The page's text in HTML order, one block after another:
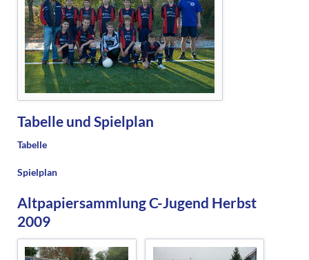
Tabelle und Spielplan
Tabelle
Spielplan
Altpapiersammlung C-Jugend Herbst
2009